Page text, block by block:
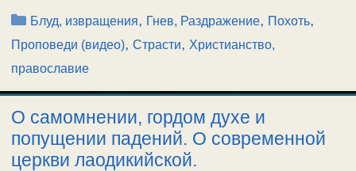
Рубрики
Блуд, извращения, Гнев, Раздражение, Похоть,
Проповеди (видео), Страсти, Христианство,
православие
О самомнении, гордом духе и
попущении падений. О современной
церкви лаодикийской.